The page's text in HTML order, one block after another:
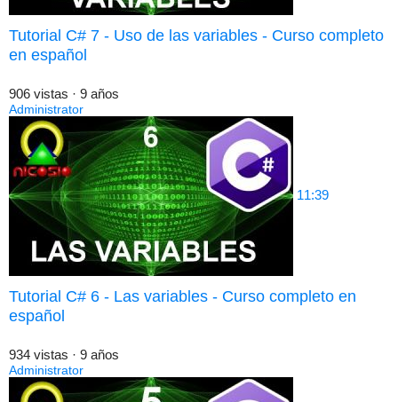
Tutorial C# 7 - Uso de las variables - Curso completo
en español
906 vistas · 9 años
Administrator
11:39
Tutorial C# 6 - Las variables - Curso completo en
español
934 vistas · 9 años
Administrator